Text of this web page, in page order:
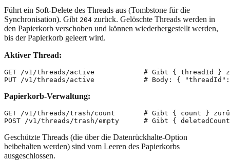
Führt ein Soft-Delete des Threads aus (Tombstone für die
Synchronisation). Gibt 204 zurück. Gelöschte Threads werden in
den Papierkorb verschoben und können wiederhergestellt werden,
bis der Papierkorb geleert wird.
Aktiver Thread:
GET /v1/threads/active            # Gibt { threadId }
Papierkorb-Verwaltung:
GET /v1/threads/trash/count       # Gibt { count }
Geschützte Threads (die über die Datenrückhalte-Option
beibehalten werden) sind vom Leeren des Papierkorbs
ausgeschlossen.